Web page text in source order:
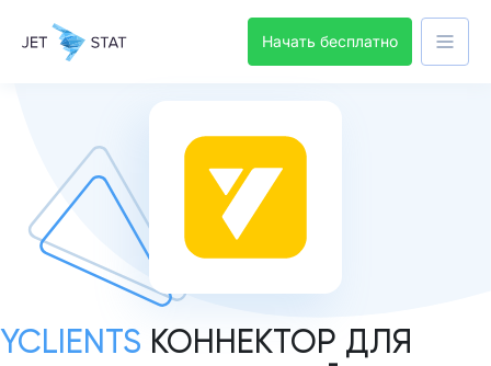
Начать бесплатно
YCLIENTS КОННЕКТОР ДЛЯ